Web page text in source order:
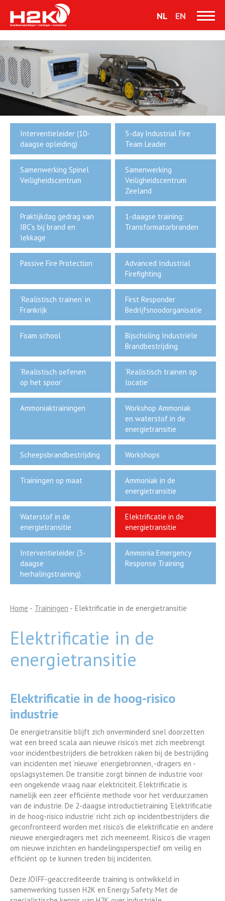
NL EN
Interventieleider (10-
daagse opleiding)
5-day Industrial Fire
Team Leader
Samenwerking Spinel
Veiligheidscentrum
Samenwerking
Veiligheidscentrum
Zeeland
Praktijkdag gedrag van
IBC’s bij brand en
lekkage
1-daagse training:
Transformatorbranden
Passive Fire Protection
Advanced Industrial
Firefighting
‘Realistisch trainen’ in
Frankrijk
First Responder
Bedrijfsnoodorganisatie
Foam school
Bijscholing Industriële
Brandbestrijding
‘Realistisch oefenen
op het spoor’
‘Realistisch trainen op
locatie’
Ammoniaktrainingen
Workshop Ammoniak
en waterstof in de
energietransitie
Scheepsbrandbestrijding Workshops
Trainingen op maat
Ammoniak in de
energietransitie
Waterstof in de
energietransitie
Elektrificatie in de
energietransitie
Interventieleider (3-
daagse
herhalingstraining)
Ammonia Emergency
Response Training
Home - Trainingen - Elektrificatie in de energietransitie
Elektrificatie in de
energietransitie
Elektrificatie in de hoog-risico
industrie
De energietransitie blijft zich onverminderd snel doorzetten
wat een breed scala aan nieuwe risico’s met zich meebrengt
voor incidentbestrijders die betrokken raken bij de bestrijding
van incidenten met ‘nieuwe’ energiebronnen, -dragers en -
opslagsystemen. De transitie zorgt binnen de industrie voor
een ongekende vraag naar elektriciteit. Elektrificatie is
namelijk een zeer efficiënte methode voor het verduurzamen
van de industrie. De 2-daagse introductietraining ‘Elektrificatie
in de hoog-risico industrie’ richt zich op incidentbestrijders die
geconfronteerd worden met risico’s die elektrificatie en andere
nieuwe energiedragers met zich meeneemt. Risico’s die vragen
om nieuwe inzichten en handelingsperspectief om veilig en
efficiënt op te kunnen treden bij incidenten.
Deze JOIFF-geaccrediteerde training is ontwikkeld in
samenwerking tussen H2K en Energy Safety. Met de